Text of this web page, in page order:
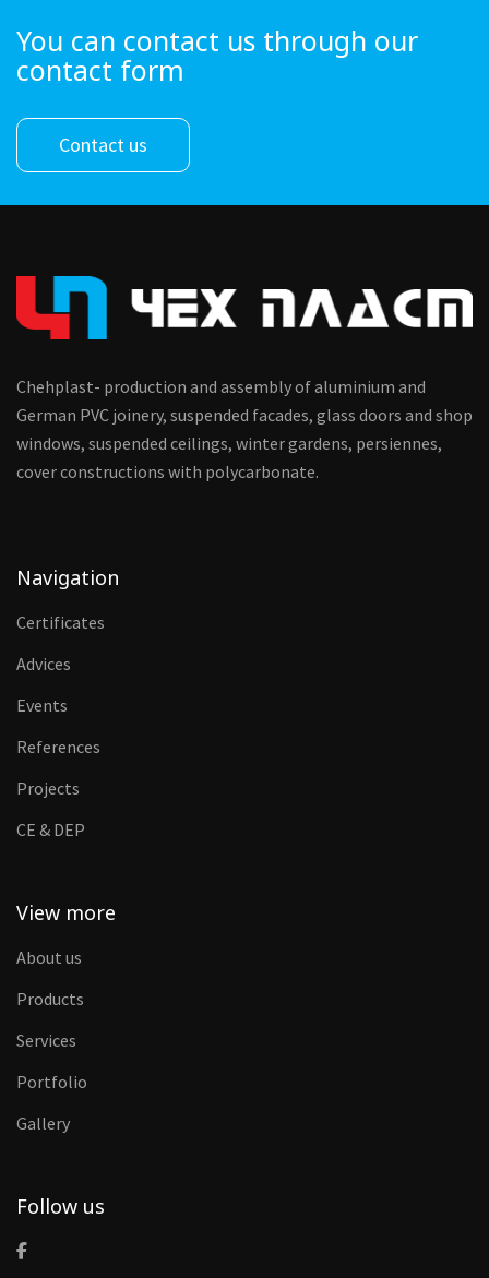
You can contact us through our
contact form
Contact us
Chehplast- production and assembly of aluminium and
German PVC joinery, suspended facades, glass doors and shop
windows, suspended ceilings, winter gardens, persiennes,
cover constructions with polycarbonate.
Navigation
Certificates
Advices
Events
References
Projects
CE & DEP
View more
About us
Products
Services
Portfolio
Gallery
Follow us